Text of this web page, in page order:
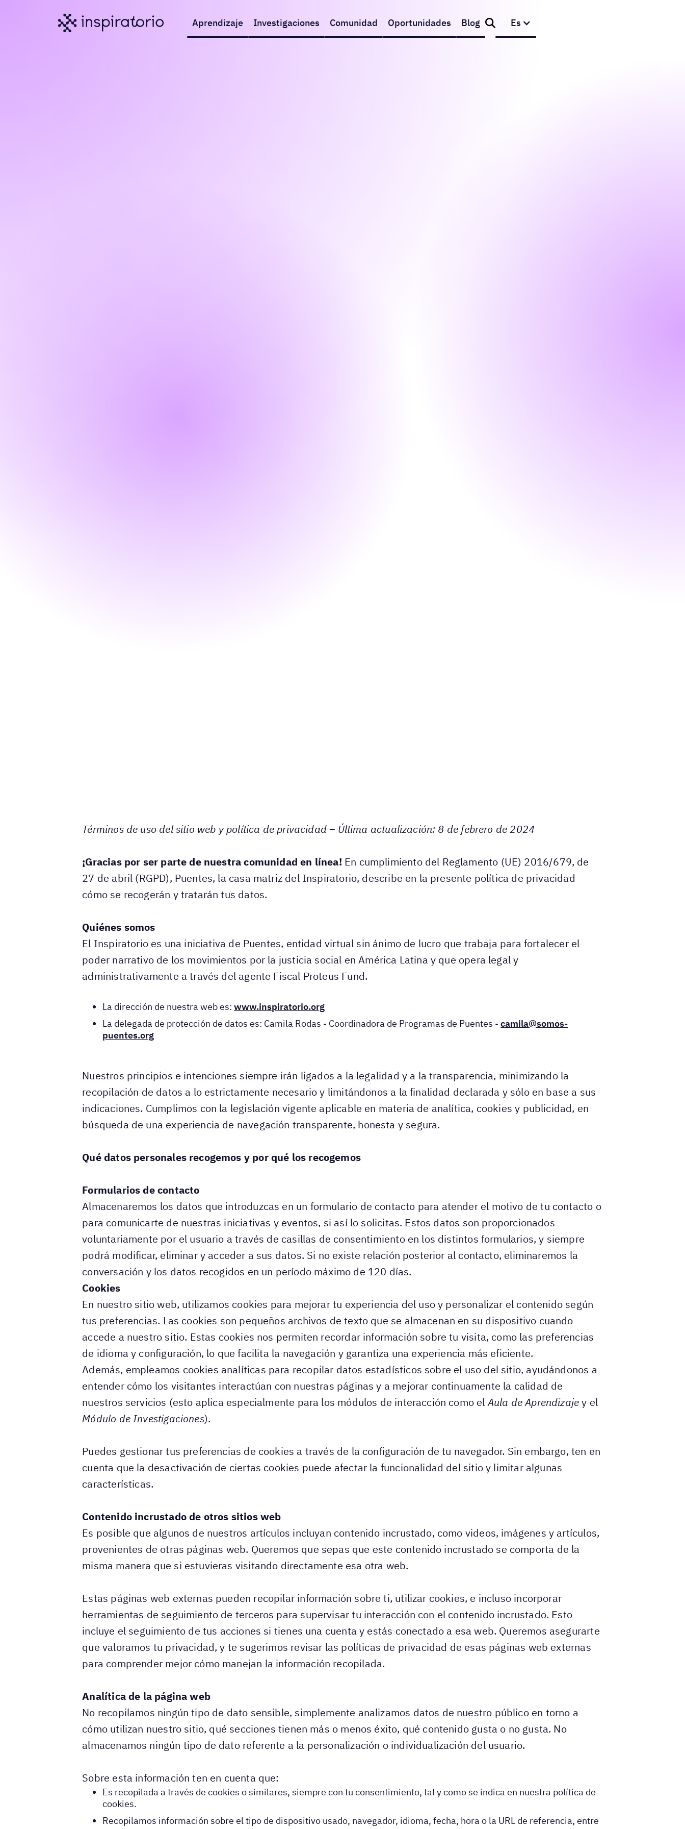
Aprendizaje Investigaciones Comunidad Oportunidades Blog Es
Términos de uso del sitio web y política de privacidad – Última actualización: 8 de febrero de 2024
¡Gracias por ser parte de nuestra comunidad en línea! En cumplimiento del Reglamento (UE) 2016/679, de
27 de abril (RGPD), Puentes, la casa matriz del Inspiratorio, describe en la presente política de privacidad
cómo se recogerán y tratarán tus datos.
Quiénes somos
El Inspiratorio es una iniciativa de Puentes, entidad virtual sin ánimo de lucro que trabaja para fortalecer el
poder narrativo de los movimientos por la justicia social en América Latina y que opera legal y
administrativamente a través del agente Fiscal Proteus Fund.
La dirección de nuestra web es:www.inspiratorio.org
La delegada de protección de datos es: Camila Rodas - Coordinadora de Programas de Puentes -camila@somos-
puentes.org
Nuestros principios e intenciones siempre irán ligados a la legalidad y a la transparencia, minimizando la
recopilación de datos a lo estrictamente necesario y limitándonos a la finalidad declarada y sólo en base a sus
indicaciones. Cumplimos con la legislación vigente aplicable en materia de analítica, cookies y publicidad, en
búsqueda de una experiencia de navegación transparente, honesta y segura.
Qué datos personales recogemos y por qué los recogemos
Formularios de contacto
Almacenaremos los datos que introduzcas en un formulario de contacto para atender el motivo de tu contacto o
para comunicarte de nuestras iniciativas y eventos, si así lo solicitas. Estos datos son proporcionados
voluntariamente por el usuario a través de casillas de consentimiento en los distintos formularios, y siempre
podrá modificar, eliminar y acceder a sus datos. Si no existe relación posterior al contacto, eliminaremos la
conversación y los datos recogidos en un período máximo de 120 días.
Cookies
En nuestro sitio web, utilizamos cookies para mejorar tu experiencia del uso y personalizar el contenido según
tus preferencias. Las cookies son pequeños archivos de texto que se almacenan en su dispositivo cuando
accede a nuestro sitio. Estas cookies nos permiten recordar información sobre tu visita, como las preferencias
de idioma y configuración, lo que facilita la navegación y garantiza una experiencia más eficiente.
Además, empleamos cookies analíticas para recopilar datos estadísticos sobre el uso del sitio, ayudándonos a
entender cómo los visitantes interactúan con nuestras páginas y a mejorar continuamente la calidad de
nuestros servicios (esto aplica especialmente para los módulos de interacción como elAula de Aprendizajey el
Módulo de Investigaciones).
Puedes gestionar tus preferencias de cookies a través de la configuración de tu navegador. Sin embargo, ten en
cuenta que la desactivación de ciertas cookies puede afectar la funcionalidad del sitio y limitar algunas
características.
Contenido incrustado de otros sitios web
Es posible que algunos de nuestros artículos incluyan contenido incrustado, como videos, imágenes y artículos,
provenientes de otras páginas web. Queremos que sepas que este contenido incrustado se comporta de la
misma manera que si estuvieras visitando directamente esa otra web.
Estas páginas web externas pueden recopilar información sobre ti, utilizar cookies, e incluso incorporar
herramientas de seguimiento de terceros para supervisar tu interacción con el contenido incrustado. Esto
incluye el seguimiento de tus acciones si tienes una cuenta y estás conectado a esa web. Queremos asegurarte
que valoramos tu privacidad, y te sugerimos revisar las políticas de privacidad de esas páginas web externas
para comprender mejor cómo manejan la información recopilada.
Analítica de la página web
No recopilamos ningún tipo de dato sensible, simplemente analizamos datos de nuestro público en torno a
cómo utilizan nuestro sitio, qué secciones tienen más o menos éxito, qué contenido gusta o no gusta. No
almacenamos ningún tipo de dato referente a la personalización o individualización del usuario.
Sobre esta información ten en cuenta que:
Es recopilada a través de cookies o similares, siempre con tu consentimiento, tal y como se indica en nuestra política de
cookies.
Recopilamos información sobre el tipo de dispositivo usado, navegador, idioma, fecha, hora o la URL de referencia, entre